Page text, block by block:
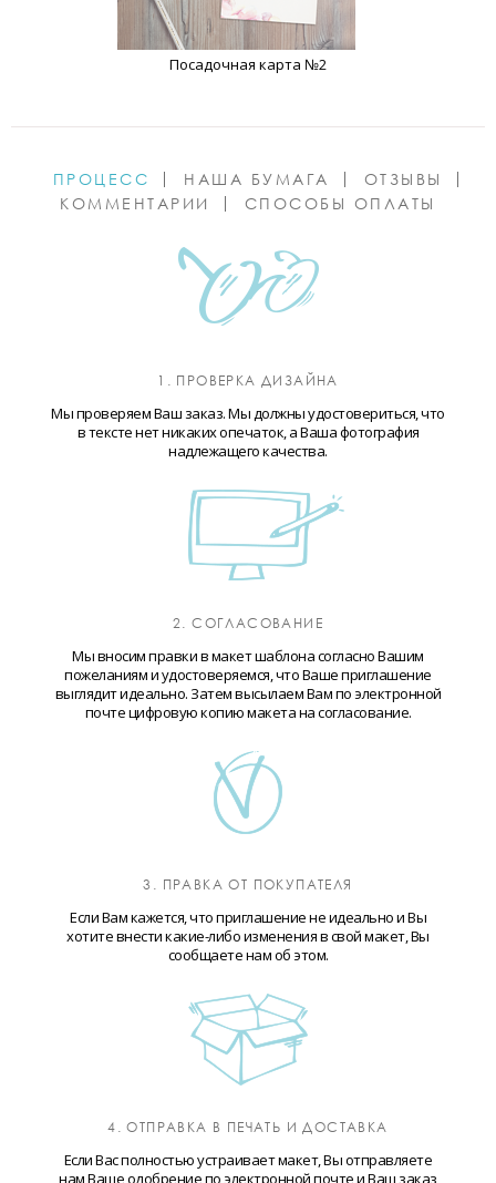
Посадочная карта №2
ПРОЦЕСС НАША БУМАГА
ОТЗЫВЫ
КОММЕНТАРИИ
СПОСОБЫ ОПЛАТЫ
1. ПРОВЕРКА ДИЗАЙНА
Мы проверяем Ваш заказ. Мы должны удостовериться, что
в тексте нет никаких опечаток, а Ваша фотография
надлежащего качества.
2. СОГЛАСОВАНИЕ
Мы вносим правки в макет шаблона согласно Вашим
пожеланиям и удостоверяемся, что Ваше приглашение
выглядит идеально. Затем высылаем Вам по электронной
почте цифровую копию макета на согласование.
3. ПРАВКА ОТ ПОКУПАТЕЛЯ
Если Вам кажется, что приглашение не идеально и Вы
хотите внести какие-либо изменения в свой макет, Вы
сообщаете нам об этом.
4. ОТПРАВКА В ПЕЧАТЬ И ДОСТАВКА
Если Вас полностью устраивает макет, Вы отправляете
нам Ваше одобрение по электронной почте и Ваш заказ